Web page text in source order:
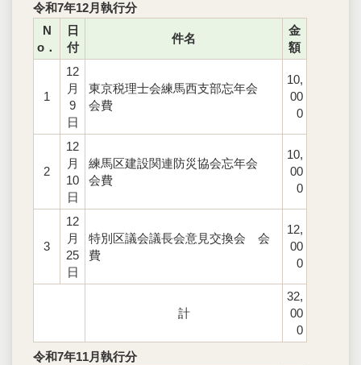
令和7年12月執行分
N
o．
日
付
件名
金
額
1
12
月
9
日
東京税理士会練馬西支部忘年会
会費
10,
00
0
2
12
月
10
日
練馬区建設関連防災協会忘年会
会費
10,
00
0
3
12
月
25
日
特別区議会議長会意見交換会 会
費
12,
00
0
計
32,
00
0
令和7年11月執行分